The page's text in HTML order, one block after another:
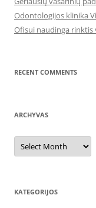
Odontologijos klinika
Ofisui naudinga rinktis
RECENT COMMENTS
ARCHYVAS
Archyvas
KATEGORIJOS